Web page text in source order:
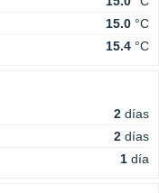
15.0 °C
15.4 °C
2 días
2 días
1 día